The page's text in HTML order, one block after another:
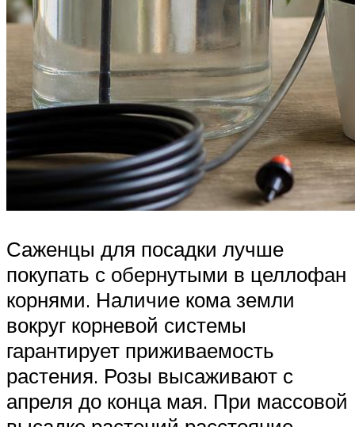
Саженцы для посадки лучше
покупать с обернутыми в целлофан
корнями. Наличие кома земли
вокруг корневой системы
гарантирует приживаемость
растения. Розы высаживают с
апреля до конца мая. При массовой